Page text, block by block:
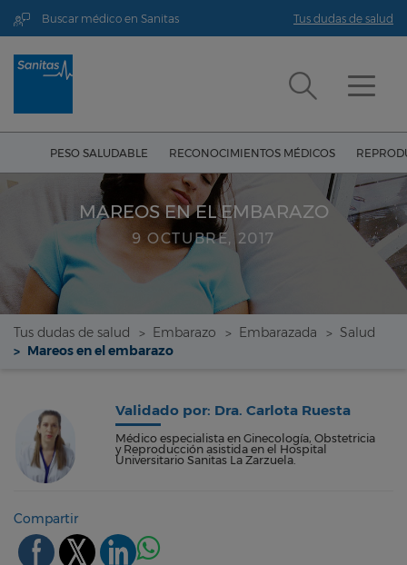
Buscar médico en Sanitas Tus dudas de salud
PESO SALUDABLE RECONOCIMIENTOS MÉDICOS
MAREOS EN EL EMBARAZO
9 OCTUBRE, 2017
Tus dudas de salud Embarazo Embarazada
Salud
Mareos en el embarazo
Validado por: Dra. Carlota Ruesta
Médico especialista en Ginecología, Obstetricia
y Reproducción asistida en el Hospital
Universitario Sanitas La Zarzuela.
Compartir